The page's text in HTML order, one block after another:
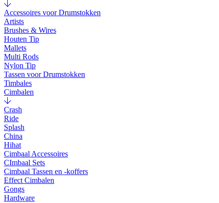
Accessoires voor Drumstokken
Artists
Brushes & Wires
Houten Tip
Mallets
Multi Rods
Nylon Tip
Tassen voor Drumstokken
Timbales
Cimbalen
Crash
Ride
Splash
China
Hihat
Cimbaal Accessoires
CImbaal Sets
Cimbaal Tassen en -koffers
Effect Cimbalen
Gongs
Hardware